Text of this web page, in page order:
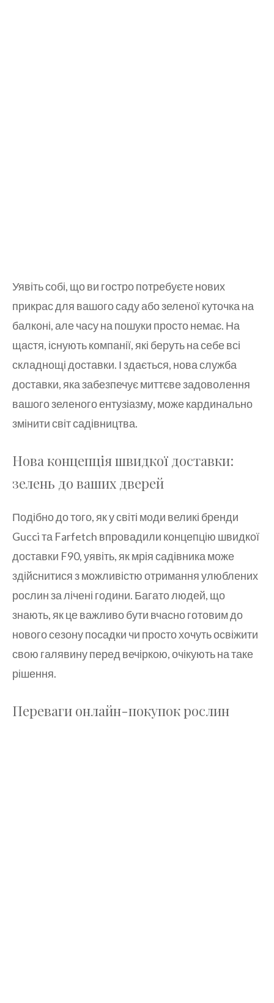
Уявіть собі, що ви гостро потребуєте нових
прикрас для вашого саду або зеленої куточка на
балконі, але часу на пошуки просто немає. На
щастя, існують компанії, які беруть на себе всі
складнощі доставки. І здається, нова служба
доставки, яка забезпечує миттєве задоволення
вашого зеленого ентузіазму, може кардинально
змінити світ садівництва.
Нова концепція швидкої доставки:
зелень до ваших дверей
Подібно до того, як у світі моди великі бренди
Gucci та Farfetch впровадили концепцію швидкої
доставки F90, уявіть, як мрія садівника може
здійснитися з можливістю отримання улюблених
рослин за лічені години. Багато людей, що
знають, як це важливо бути вчасно готовим до
нового сезону посадки чи просто хочуть освіжити
свою галявину перед вечіркою, очікують на таке
рішення.
Переваги онлайн-покупок рослин